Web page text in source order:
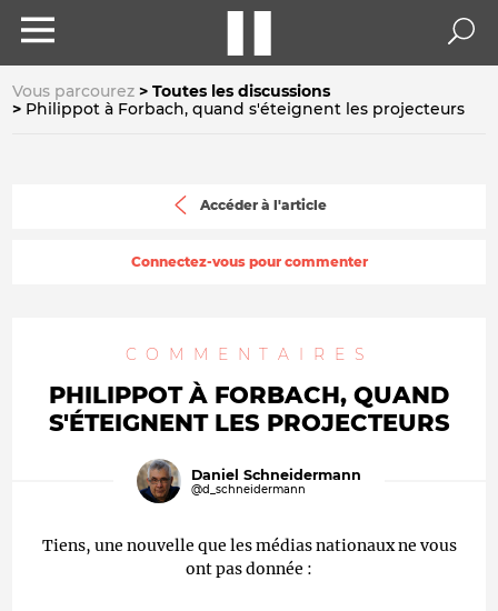
Vous parcourez
Toutes les discussions
Philippot à Forbach, quand s'éteignent les projecteurs
Accéder à l'article
Connectez-vous pour commenter
COMMENTAIRES
PHILIPPOT À FORBACH, QUAND
S'ÉTEIGNENT LES PROJECTEURS
Daniel Schneidermann
@d_schneidermann
Tiens, une nouvelle que les médias nationaux ne vous
ont pas donnée :